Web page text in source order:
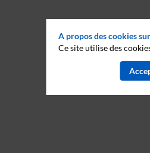
A propos des cookies
Ce site utilise des